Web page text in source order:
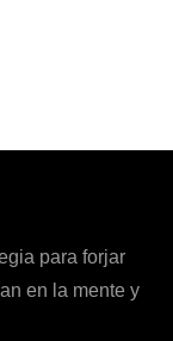
para forjar
en la mente y